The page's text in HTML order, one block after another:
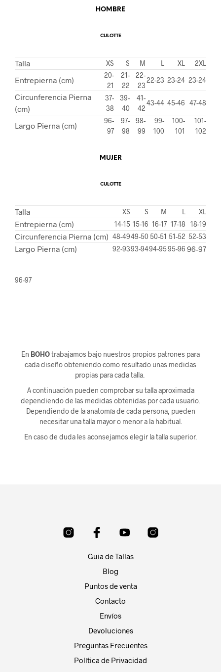
HOMBRE
CULOTTE
Talla XS S M L XL 2XL
Entrepierna (cm)
20-
21
21-
22
22-
23
22-23 23-24 23-24
Circunferencia Pierna
(cm)
37-
38
39-
40
41-
42
43-44 45-46 47-48
Largo Pierna (cm)
96-
97
97-
98
98-
99
99-
100
100-
101
101-
102
MUJER
CULOTTE
Talla XS S M L XL
Entrepierna (cm) 14-15 15-16 16-17 17-18 18-19
Circunferencia Pierna (cm) 48-4949-50 50-51 51-52 52-53
Largo Pierna (cm) 92-9393-9494-9595-96 96-97
96-97
En BOHOtrabajamos bajo nuestros propios patrones para
cada diseño obteniendo como resultado unas medidas
propias para cada talla.
A continuación pueden comprobar su talla aproximada
dependiendo de las medidas obtenidas por cada usuario.
Dependiendo de la anatomía de cada persona, pueden
necesitar una talla mayor o menor a la habitual.
En caso de duda les aconsejamos elegir la talla superior.
Guia de Tallas
Blog
Puntos de venta
Contacto
Envíos
Devoluciones
Preguntas Frecuentes
Política de Privacidad